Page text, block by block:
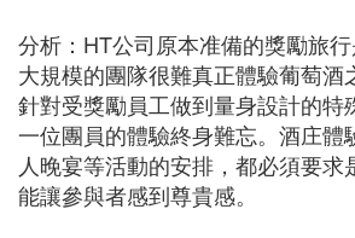
分析：HT公司原本准備的獎勵旅
大規模的團隊很難真正體驗葡萄酒
針對受獎勵員工做到量身設計的特
一位團員的體驗終身難忘。酒庄體
人晚宴等活動的安排，都必須要
能讓參與者感到尊貴感。